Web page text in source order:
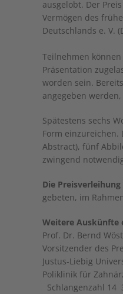
ausgelobt. Der
Vermögen des
Deutschlands e. V.
Teilnehmen
Präsentation
worden sein.
angegeben
Spätestens sechs
Form einzureichen.
Abstract), fünf
zwingend
Die
gebeten, im
Weitere Auskünfte
Prof. Dr. Bernd
Vorsitzender des
Justus-Liebig
Poliklinik für
Schlangenzahl 14